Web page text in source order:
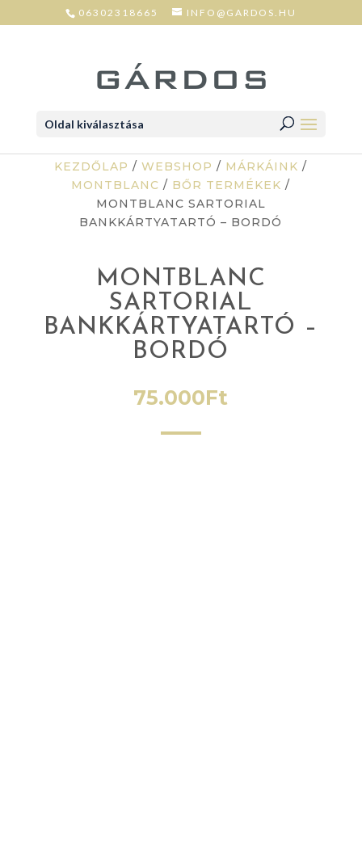
06302318665 INFO@GARDOS.HU
Oldal kiválasztása
KEZDŐLAP /WEBSHOP / MÁRKÁINK /
MONTBLANC / BŐR TERMÉKEK /
MONTBLANC SARTORIAL
BANKKÁRTYATARTÓ – BORDÓ
MONTBLANC
SARTORIAL
BANKKÁRTYATARTÓ –
BORDÓ
75.000Ft